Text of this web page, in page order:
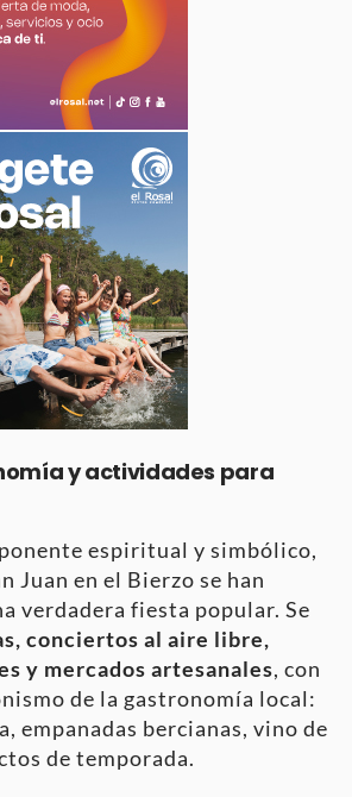
y actividades para
espiritual y simbólico,
Juan en el Bierzo se han
verdadera fiesta popular. Se
conciertos al aire libre,
y mercados artesanales, con
de la gastronomía local:
empanadas bercianas, vino de
de temporada.